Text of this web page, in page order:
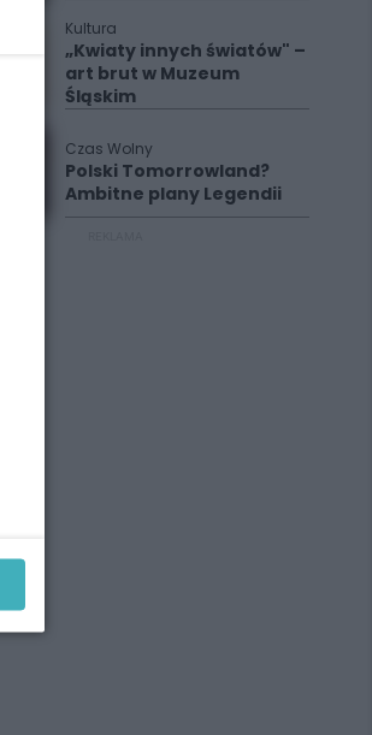
Kultura
„Kwiaty innych światów" –
art brut w Muzeum
Śląskim
Czas Wolny
Polski Tomorrowland?
Ambitne plany Legendii